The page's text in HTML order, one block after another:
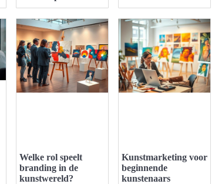
Welke rol speelt
branding in de
kunstwereld?
Kunstmarketing voor
beginnende
kunstenaars